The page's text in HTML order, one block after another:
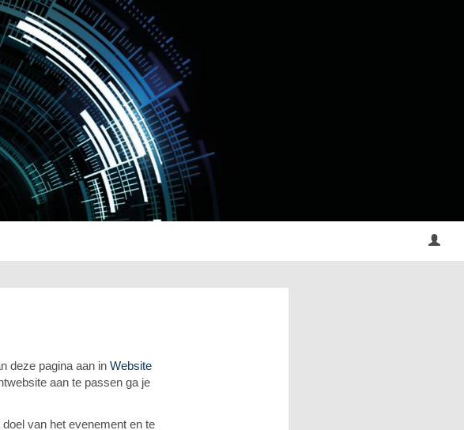
deze pagina aan in Website
aan te passen ga je
van het evenement en te